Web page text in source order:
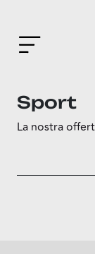
Sport
La nostra